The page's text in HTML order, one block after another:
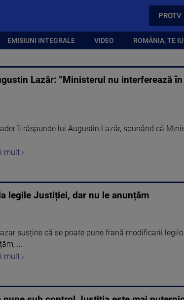
PROTV
EMISIUNI INTEGRALE VIDEO ROMÂNIA, TE
Lazăr: ”Ministerul nu interferează
îi răspunde lui Augustin Lazăr, spunând că
mult ›
legile Justiției, dar nu le anunțăm
susține că se poate pune frană modificarii
...
mult ›